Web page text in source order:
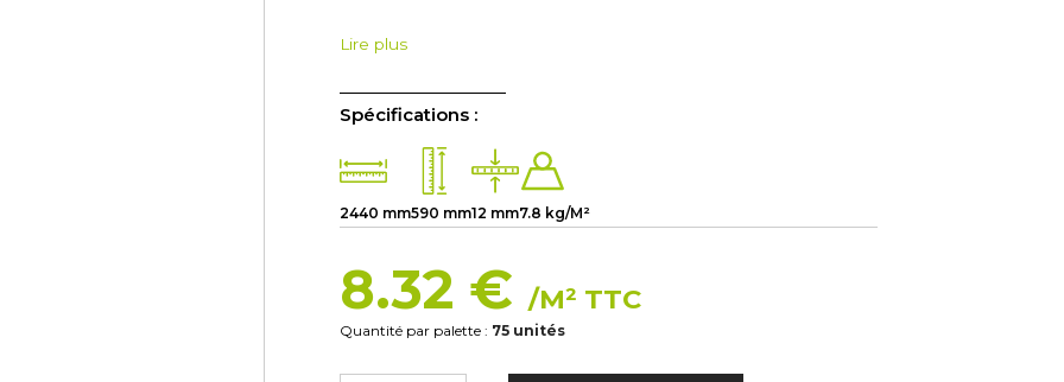
Lire plus
Spécifications :
2440 mm590 mm12 mm7.8 kg/M²
8.32 € /M² TTC
Quantité par palette : 75 unités